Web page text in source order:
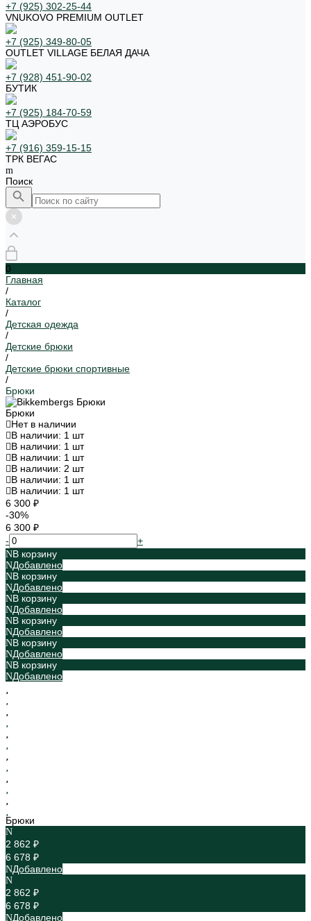
+7 (925) 302-25-44
VNUKOVO PREMIUM OUTLET
+7 (925) 349-80-05
OUTLET VILLAGE БЕЛАЯ ДАЧА
+7 (928) 451-90-02
БУТИК
+7 (925) 184-70-59
ТЦ АЭРОБУС
+7 (916) 359-15-15
ТРК ВЕГАС
Поиск
0
Главная
/
Каталог
/
Детская одежда
/
Детские брюки
/
Детские брюки спортивные
/
Брюки
Брюки
Нет в наличии
В наличии: 1 шт
В наличии: 1 шт
В наличии: 1 шт
В наличии: 2 шт
В наличии: 1 шт
В наличии: 1 шт
6 300 ₽
-30%
6 300 ₽
-
+
В корзину
Добавлено
В корзину
Добавлено
В корзину
Добавлено
В корзину
Добавлено
В корзину
Добавлено
В корзину
Добавлено
Брюки
2 862 ₽
6 678 ₽
Добавлено
2 862 ₽
6 678 ₽
Добавлено